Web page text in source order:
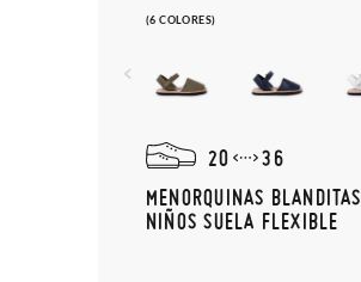
(6 COLORES)
20
36
MENORQUINAS BLANDITAS
NIÑOS SUELA FLEXIBLE